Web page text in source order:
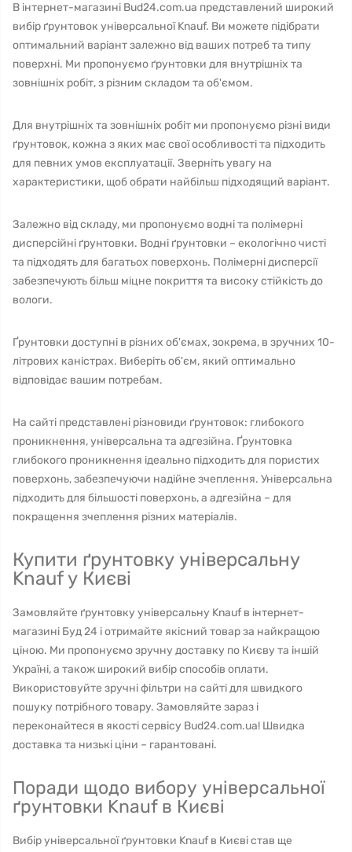
В інтернет-магазині Bud24.com.ua представлений широкий
вибір ґрунтовок універсальної Knauf. Ви можете підібрати
оптимальний варіант залежно від ваших потреб та типу
поверхні. Ми пропонуємо ґрунтовки для внутрішніх та
зовнішніх робіт, з різним складом та об'ємом.
Для внутрішніх та зовнішніх робіт ми пропонуємо різні види
ґрунтовок, кожна з яких має свої особливості та підходить
для певних умов експлуатації. Зверніть увагу на
характеристики, щоб обрати найбільш підходящий варіант.
Залежно від складу, ми пропонуємо водні та полімерні
дисперсійні ґрунтовки. Водні ґрунтовки – екологічно чисті
та підходять для багатьох поверхонь. Полімерні дисперсії
забезпечують більш міцне покриття та високу стійкість до
вологи.
Ґрунтовки доступні в різних об'ємах, зокрема, в зручних 10-
літрових каністрах. Виберіть об'єм, який оптимально
відповідає вашим потребам.
На сайті представлені різновиди ґрунтовок: глибокого
проникнення, універсальна та адгезійна. Ґрунтовка
глибокого проникнення ідеально підходить для пористих
поверхонь, забезпечуючи надійне зчеплення. Універсальна
підходить для більшості поверхонь, а адгезійна – для
покращення зчеплення різних матеріалів.
Купити ґрунтовку універсальну
Knauf у Києві
Замовляйте ґрунтовку універсальну Knauf в інтернет-
магазині Буд 24 і отримайте якісний товар за найкращою
ціною. Ми пропонуємо зручну доставку по Києву та іншій
Україні, а також широкий вибір способів оплати.
Використовуйте зручні фільтри на сайті для швидкого
пошуку потрібного товару. Замовляйте зараз і
переконайтеся в якості сервісу Bud24.com.ua! Швидка
доставка та низькі ціни – гарантовані.
Поради щодо вибору універсальної
ґрунтовки Knauf в Києві
Вибір універсальної ґрунтовки Knauf в Києві став ще